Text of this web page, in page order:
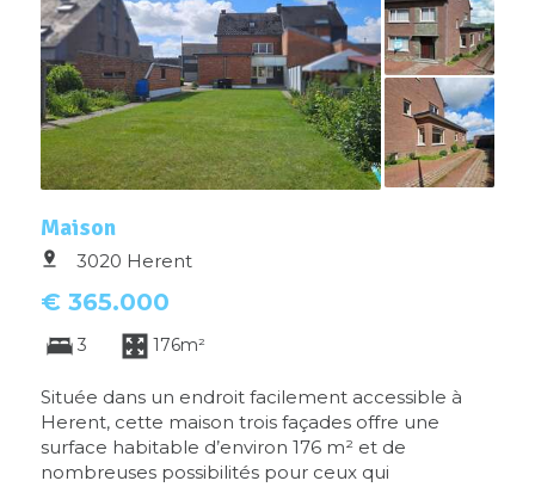
Maison
3020 Herent
€ 365.000
3 176m²
Située dans un endroit facilement accessible à
Herent, cette maison trois façades offre une
surface habitable d’environ 176 m² et de
nombreuses possibilités pour ceux qui